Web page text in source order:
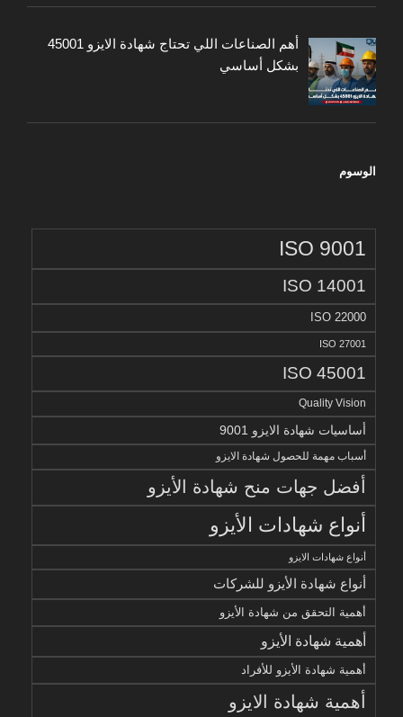
أهم الصناعات اللي تحتاج شهادة الايزو 45001
بشكل أساسي
الوسوم
ISO 9001
ISO 14001
ISO 22000
ISO 27001
ISO 45001
Quality Vision
أساسيات شهادة الايزو 9001
أسباب مهمة للحصول شهادة الايزو
أفضل جهات منح شهادة الأيزو
أنواع شهادات الأيزو
أنواع شهادات الايزو
أنواع شهادة الأيزو للشركات
أهمية التحقق من شهادة الأيزو
أهمية شهادة الأيزو
أهمية شهادة الأيزو للأفراد
أهمية شهادة الايزو